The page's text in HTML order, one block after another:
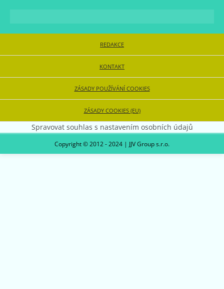
REDAKCE
KONTAKT
ZÁSADY POUŽÍVÁNÍ COOKIES
ZÁSADY COOKIES (EU)
Spravovat souhlas s nastavením osobních údajů
Copyright © 2012 - 2024 | JJV Group s.r.o.